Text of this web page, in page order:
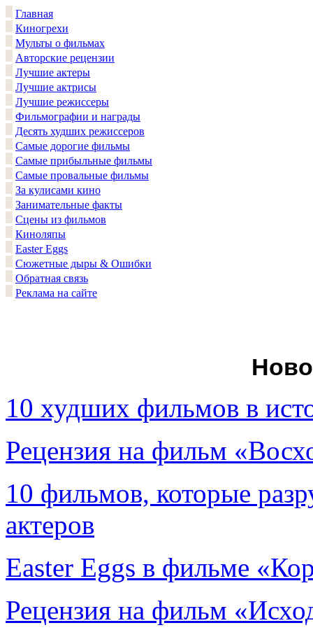
Главная
Киногрехи
Мульты о фильмах
Авторские рецензии
Лучшие актеры
Лучшие актрисы
Лучшие режиссеры
Фильмографии и награды
Десять худших режиссеров
Самые дорогие фильмы
Самые прибыльные фильмы
Самые провальные фильмы
За кулисами кино
Занимательные факты
Сцены из фильмов
Киноляпы
Easter Eggs
Сюжетные дыры & Ошибки
Обратная связь
Реклама на сайте
10 худших фильмов в
Рецензия на фильм
10 фильмов, которые
актеров
Easter Eggs в фильме
Рецензия на фильм